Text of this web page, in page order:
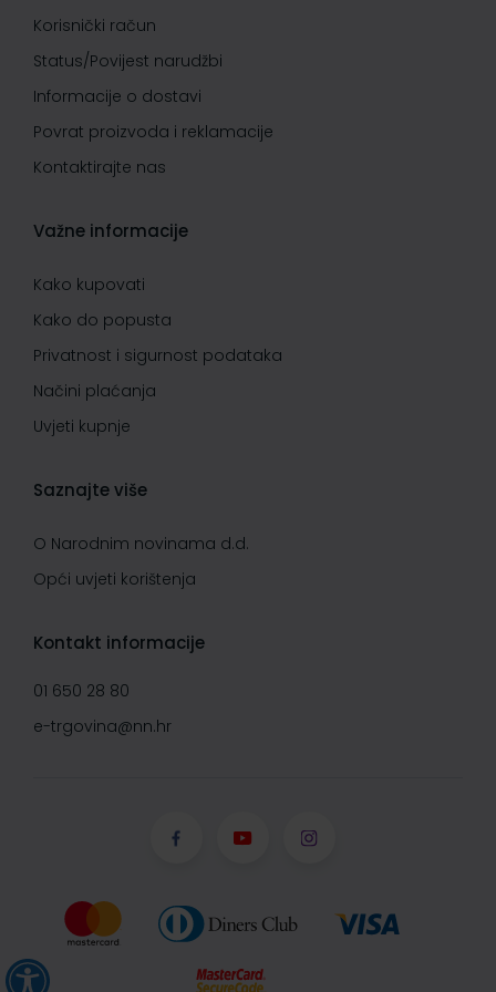
Korisnički račun
Status/Povijest narudžbi
Informacije o dostavi
Povrat proizvoda i reklamacije
Kontaktirajte nas
Važne informacije
Kako kupovati
Kako do popusta
Privatnost i sigurnost podataka
Načini plaćanja
Uvjeti kupnje
Saznajte više
O Narodnim novinama d.d.
Opći uvjeti korištenja
Kontakt informacije
01 650 28 80
e-trgovina@nn.hr